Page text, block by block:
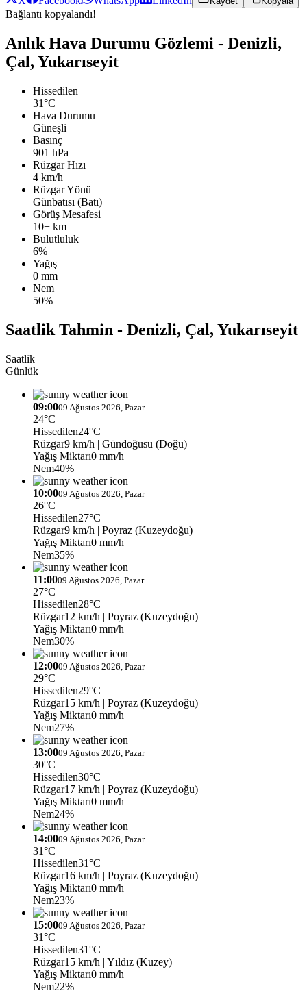
Bağlantı kopyalandı!
Anlık Hava Durumu Gözlemi - Denizli,
Çal, Yukarıseyit
Hissedilen
31°C
Hava Durumu
Güneşli
Basınç
901 hPa
Rüzgar Hızı
4 km/h
Rüzgar Yönü
Günbatısı (Batı)
Görüş Mesafesi
10+ km
Bulutluluk
6%
Yağış
0 mm
Nem
50%
Saatlik Tahmin - Denizli, Çal, Yukarıseyit
Saatlik
Günlük
09:0009 Ağustos 2026, Pazar
24°C
Hissedilen24°C
Rüzgar9 km/h | Gündoğusu (Doğu)
Yağış Miktarı0 mm/h
Nem40%
10:0009 Ağustos 2026, Pazar
26°C
Hissedilen27°C
Rüzgar9 km/h | Poyraz (Kuzeydoğu)
Yağış Miktarı0 mm/h
Nem35%
11:0009 Ağustos 2026, Pazar
27°C
Hissedilen28°C
Rüzgar12 km/h | Poyraz (Kuzeydoğu)
Yağış Miktarı0 mm/h
Nem30%
12:0009 Ağustos 2026, Pazar
29°C
Hissedilen29°C
Rüzgar15 km/h | Poyraz (Kuzeydoğu)
Yağış Miktarı0 mm/h
Nem27%
13:0009 Ağustos 2026, Pazar
30°C
Hissedilen30°C
Rüzgar17 km/h | Poyraz (Kuzeydoğu)
Yağış Miktarı0 mm/h
Nem24%
14:0009 Ağustos 2026, Pazar
31°C
Hissedilen31°C
Rüzgar16 km/h | Poyraz (Kuzeydoğu)
Yağış Miktarı0 mm/h
Nem23%
15:0009 Ağustos 2026, Pazar
31°C
Hissedilen31°C
Rüzgar15 km/h | Yıldız (Kuzey)
Yağış Miktarı0 mm/h
Nem22%